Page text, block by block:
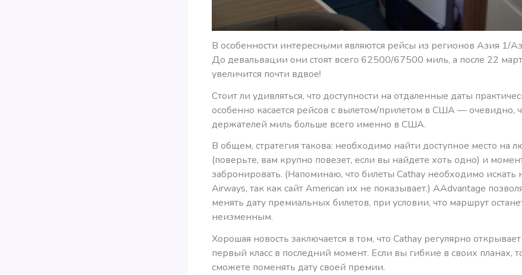
В особенности интересными являются рейсы из регионов Азия 1/
До девальвации они стоят всего 62500/67500 миль, а после 22
увеличится почти вдвое!
Стоит ли удивляться, что доступности на отдаленные даты
особенно касается рейсов с вылетом/прилетом в США — очевидно,
держателей миль больше всего именно в США.
В общем, стратегия такова: необходимо найти доступное место на
(поверьте, вам крупно повезет, если вы найдете хоть одно) и
забронировать. (Напоминаю, что билеты Cathay необходимо искать
Airways, так как сайт American их не показывает.) AAdvantage
менять дату премиальных билетов, при условии, что маршрут
неизменным.
Хорошая новость заключается в том, что Cathay регулярно
первый класс в последний момент. Если вы гибкие в своих планах,
сможете поменять дату своей премии.